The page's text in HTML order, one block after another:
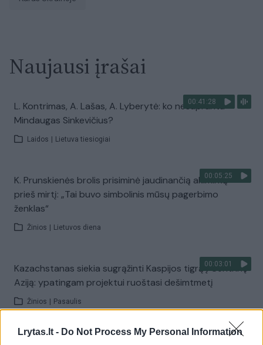
Lrytas.lt - Do Not Process My Personal Information
Naujausi įrašai
00:41:28
L. Kontrimas, A. Lašas, A. Lyberytė: ko nesupranta
Mindaugas Sinkevičius?
Laidos Lietuva tiesiogiai
00:05:25
K. Prunskienės brolis prisiminė jaudinančią akimirką
prieš mirtį: „Tai buvo simbolinis mūsų pagerbimo
ženklas“
Žinios Lietuvos diena
00:03:01
Kazachstanas siekia sugrąžinti Kaspijos tigrą į Centrinę
Aziją: ypatingam projektui ruoštasi dešimtmetį
Žinios Pasaulis
00:03:41